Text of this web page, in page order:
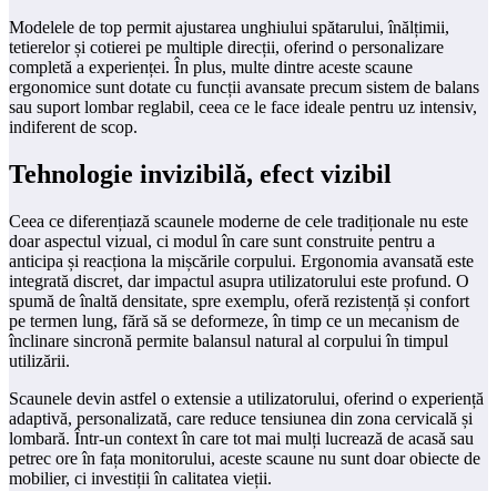
Modelele de top permit ajustarea unghiului spătarului, înălțimii,
tetierelor și cotierei pe multiple direcții, oferind o personalizare
completă a experienței. În plus, multe dintre aceste scaune
ergonomice sunt dotate cu funcții avansate precum sistem de balans
sau suport lombar reglabil, ceea ce le face ideale pentru uz intensiv,
indiferent de scop.
Tehnologie invizibilă, efect vizibil
Ceea ce diferențiază scaunele moderne de cele tradiționale nu este
doar aspectul vizual, ci modul în care sunt construite pentru a
anticipa și reacționa la mișcările corpului. Ergonomia avansată este
integrată discret, dar impactul asupra utilizatorului este profund. O
spumă de înaltă densitate, spre exemplu, oferă rezistență și confort
pe termen lung, fără să se deformeze, în timp ce un mecanism de
înclinare sincronă permite balansul natural al corpului în timpul
utilizării.
Scaunele devin astfel o extensie a utilizatorului, oferind o experiență
adaptivă, personalizată, care reduce tensiunea din zona cervicală și
lombară. Într-un context în care tot mai mulți lucrează de acasă sau
petrec ore în fața monitorului, aceste scaune nu sunt doar obiecte de
mobilier, ci investiții în calitatea vieții.